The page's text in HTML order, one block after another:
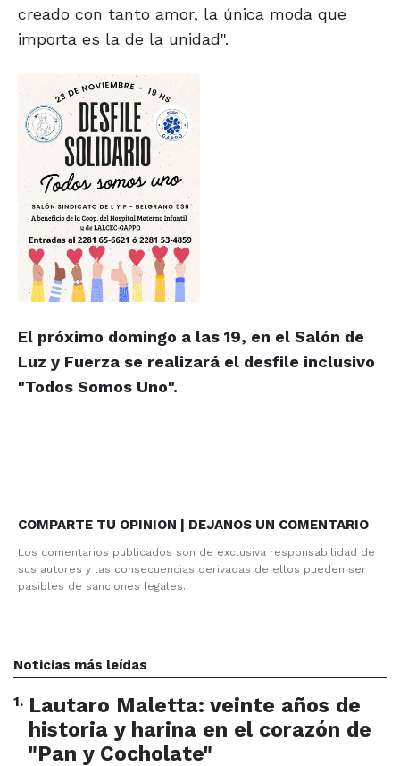
creado con tanto amor, la única moda que
importa es la de la unidad".
El próximo domingo a las 19, en el Salón de
Luz y Fuerza se realizará el desfile inclusivo
"Todos Somos Uno".
COMPARTE TU OPINION | DEJANOS UN COMENTARIO
Los comentarios publicados son de exclusiva responsabilidad de
sus autores y las consecuencias derivadas de ellos pueden ser
pasibles de sanciones legales.
Noticias más leídas
1. Lautaro Maletta: veinte años de
historia y harina en el corazón de
"Pan y Cocholate"